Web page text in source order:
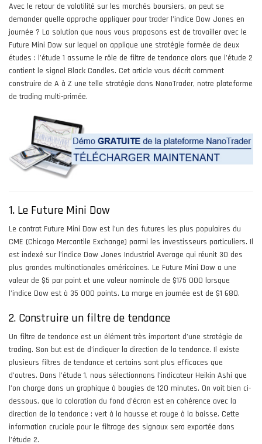
Avec le retour de volatilité sur les marchés boursiers, on peut se
demander quelle approche appliquer pour trader l’indice Dow Jones en
journée ? La solution que nous vous proposons est de travailler avec le
Future Mini Dow sur lequel on applique une stratégie formée de deux
études : l’étude 1 assume le rôle de filtre de tendance alors que l’étude 2
contient le signal Black Candles. Cet article vous décrit comment
construire de A à Z une telle stratégie dans NanoTrader, notre plateforme
de trading multi-primée.
1. Le Future Mini Dow
Le contrat Future Mini Dow est l’un des futures les plus populaires du
CME (Chicago Mercantile Exchange) parmi les investisseurs particuliers. Il
est indexé sur l’indice Dow Jones Industrial Average qui réunit 30 des
plus grandes multinationales américaines. Le Future Mini Dow a une
valeur de $5 par point et une valeur nominale de $175 000 lorsque
l’indice Dow est à 35 000 points. La marge en journée est de $1 680.
2. Construire un filtre de tendance
Un filtre de tendance est un élément très important d’une stratégie de
trading. Son but est de d’indiquer la direction de la tendance. Il existe
plusieurs filtres de tendance et certains sont plus efficaces que
d’autres. Dans l’étude 1, nous sélectionnons l’indicateur Heikin Ashi que
l’on charge dans un graphique à bougies de 120 minutes. On voit bien ci-
dessous, que la coloration du fond d’écran est en cohérence avec la
direction de la tendance : vert à la hausse et rouge à la baisse. Cette
information cruciale pour le filtrage des signaux sera exportée dans
l’étude 2.